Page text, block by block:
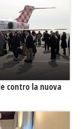
contro la nuova